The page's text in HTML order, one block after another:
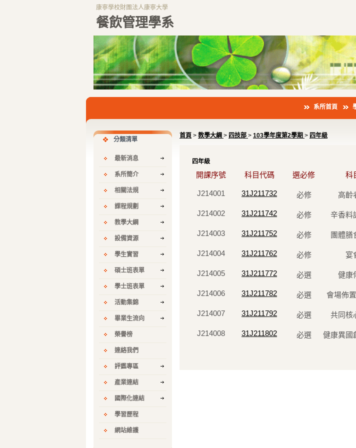
餐飲管理學系
康寧學校財團法人康寧大學
系所首頁
分類清單
最新消息
系所簡介
相關法規
課程規劃
教學大綱
設備資源
學生實習
碩士班表單
學士班表單
活動集錦
畢業生流向
榮譽榜
連絡我們
評鑑專區
產業連結
國際化連結
學習歷程
網站維護
首頁 > 教學大綱 > 四技部 > 103學年度第2學期 > 四年級
四年級
開課序號 科目代碼 選必修 科
J214001 31J211732 必修 高齡
J214002 31J211742 必修 辛香料
J214003 31J211752 必修 團體膳
J214004 31J211762 必修 宴
J214005 31J211772 必選 健康
J214006 31J211782 必選 會場佈
J214007 31J211792 必選 共同核
J214008 31J211802 必選 健康異國